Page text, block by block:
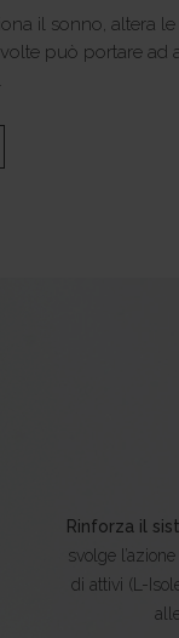
il sonno, altera
può portare ad
Rinforza il
svolge
di attivi (L-